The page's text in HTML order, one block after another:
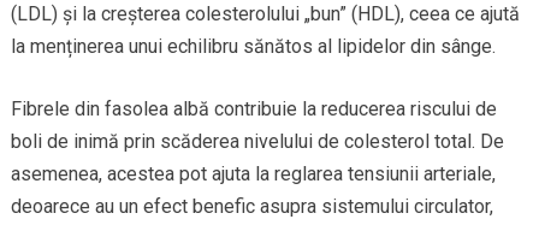
(LDL) și la creșterea colesterolului „bun” (HDL), ceea ce ajută
la menținerea unui echilibru sănătos al lipidelor din sânge.
Fibrele din fasolea albă contribuie la reducerea riscului de
boli de inimă prin scăderea nivelului de colesterol total. De
asemenea, acestea pot ajuta la reglarea tensiunii arteriale,
deoarece au un efect benefic asupra sistemului circulator,